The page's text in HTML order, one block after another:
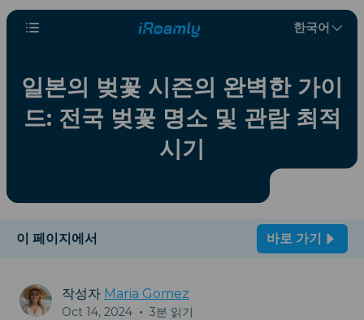
한국어
일본의 벚꽃 시즌의 완벽한 가이
드: 전국 벚꽃 명소 및 관람 최적
시기
이 페이지에서 바로 가기
작성자 Maria Gomez
Oct 14, 2024 • 3분 읽기